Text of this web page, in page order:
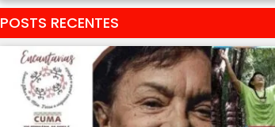
POSTS RECENTES